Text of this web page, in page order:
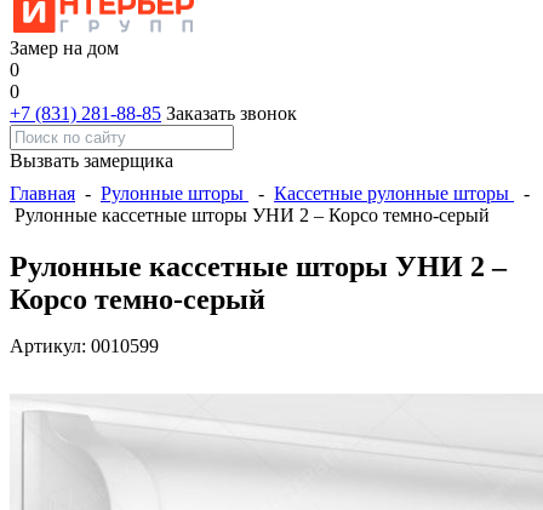
Замер на дом
0
0
+7 (831) 281-88-85 Заказать звонок
Вызвать замерщика
Главная - Рулонные шторы - Кассетные рулонные шторы
-
Рулонные кассетные шторы УНИ 2 – Корсо темно-серый
Рулонные кассетные шторы УНИ 2 –
Корсо темно-серый
Артикул: 0010599